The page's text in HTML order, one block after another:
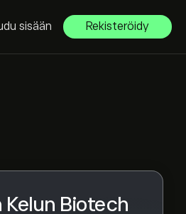
sisään Rekisteröidy
Kelun Biotech